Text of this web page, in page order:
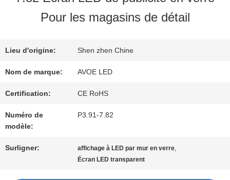
NOUS
VISITE
CONTRÔLE
Pour les magasins de détail
Lieu d'origine: Shen zhen Chine
Nom de marque: AVOE LED
Certification: CE RoHS
Numéro de
modèle:
P3.91-7.82
Surligner: affichage à LED par mur en verre,
Écran LED transparent